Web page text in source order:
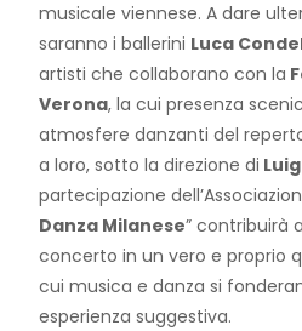
musicale viennese. A dare
saranno i ballerini Luca
artisti che collaborano con la
Verona, la cui presenza
atmosfere danzanti del
a loro, sotto la direzione di
partecipazione
Danza Milanese” contribuirà
concerto in un vero e proprio
cui musica e danza si
esperienza suggestiva.